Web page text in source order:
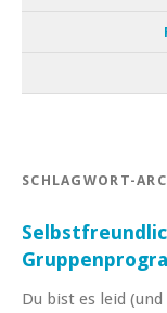
SCHLAGWORT-
Du bist es leid